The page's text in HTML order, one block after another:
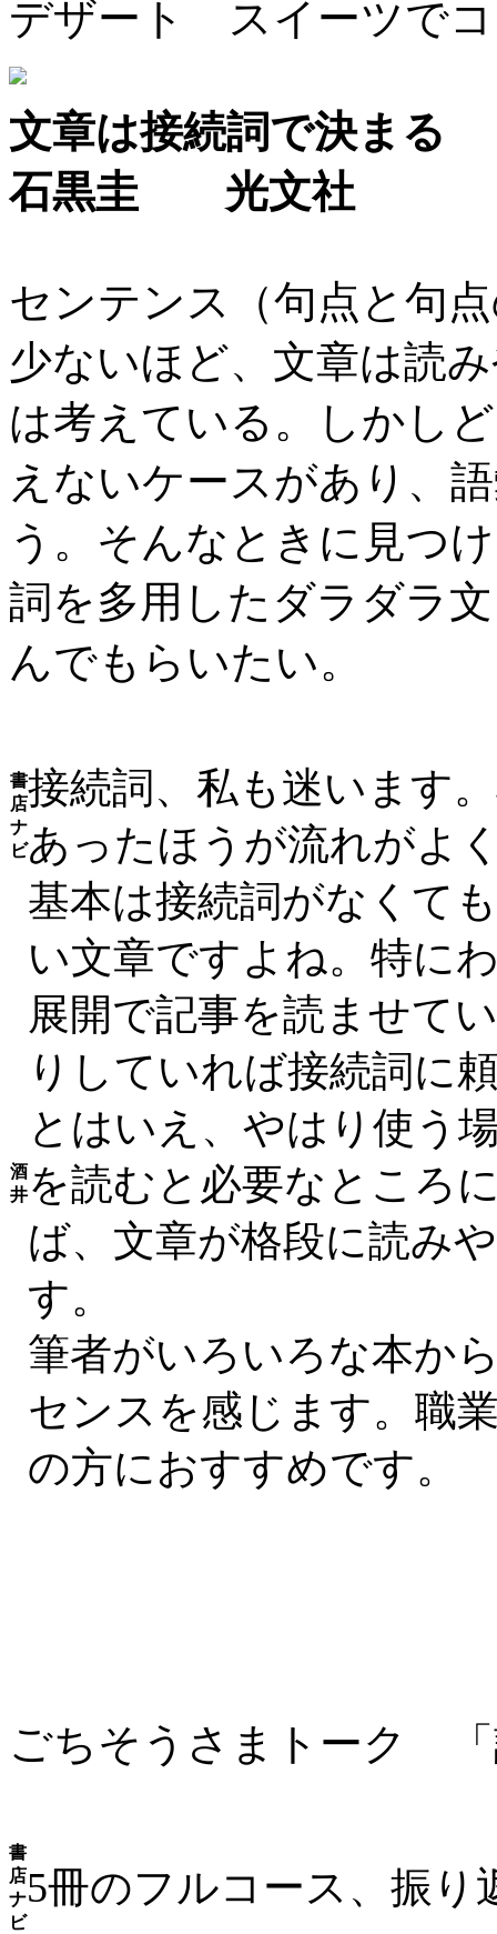
デザート スイーツで
文章は接続詞で決まる
石黒圭 光文社
センテンス（句点と句
少ないほど、文章は読
は考えている。しかし
えないケースがあり、
う。そんなときに見つ
詞を多用したダラダラ
んでもらいたい。
書
店
ナ
ビ
接続詞、私も迷います
あったほうが流れがよ
酒
井
基本は接続詞がなくて
い文章ですよね。特に
展開で記事を読ませて
りしていれば接続詞に
とはいえ、やはり使う
を読むと必要なところ
ば、文章が格段に読み
す。
筆者がいろいろな本か
センスを感じます。職
の方におすすめです。
ごちそうさまトーク 「
書
店
ナ
ビ
5冊のフルコース、振